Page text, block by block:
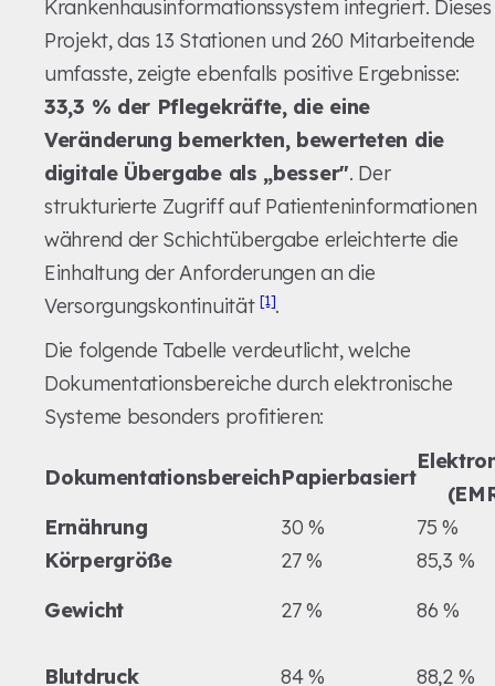
Krankenhausinformationssystem integriert. Dieses
Projekt, das 13 Stationen und 260 Mitarbeitende
umfasste, zeigte ebenfalls positive Ergebnisse:
33,3 % der Pflegekräfte, die eine
Veränderung bemerkten, bewerteten die
digitale Übergabe als „besser". Der
strukturierte Zugriff auf Patienteninformationen
während der Schichtübergabe erleichterte die
Einhaltung der Anforderungen an die
Versorgungskontinuität[1].
Die folgende Tabelle verdeutlicht, welche
Dokumentationsbereiche durch elektronische
Systeme besonders profitieren:
DokumentationsbereichPapierbasiert
Ernährung
30 %
75 %
Körpergröße
27 %
85,3 %
Gewicht
27 % 86 %
Blutdruck 84 % 88,2 %